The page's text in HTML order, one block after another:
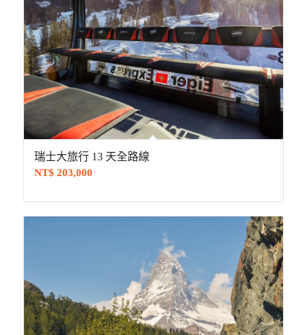
瑞士大旅行 13 天全路線
NT$ 203,000